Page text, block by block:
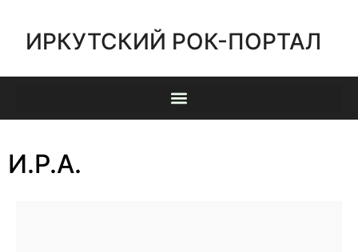
ИРКУТСКИЙ РОК-ПОРТАЛ
И.Р.А.